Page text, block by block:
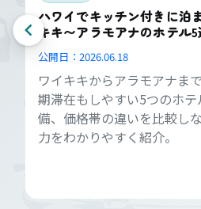
ハワイでキッチン付きに泊
キキ〜アラモアナのホテル5
公開日： 2026.06.18
ワイキキからアラモアナま
期滞在もしやすい5つのホ
備、価格帯の違いを比較し
力をわかりやすく紹介。